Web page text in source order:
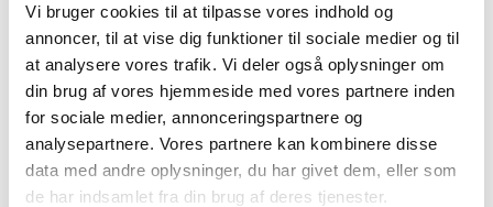
Vi bruger cookies til at tilpasse vores indhold og
annoncer, til at vise dig funktioner til sociale medier og til
at analysere vores trafik. Vi deler også oplysninger om
din brug af vores hjemmeside med vores partnere inden
for sociale medier, annonceringspartnere og
analysepartnere. Vores partnere kan kombinere disse
data med andre oplysninger, du har givet dem, eller som
de har indsamlet fra din brug af deres tjenester.